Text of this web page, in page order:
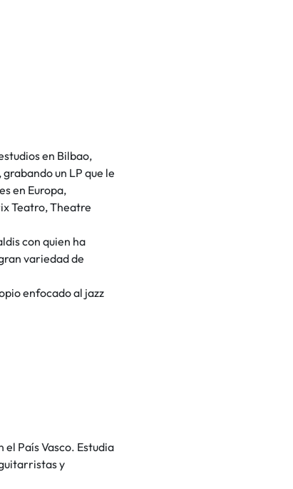
en Bilbao,
un LP que le
en Europa,
Teatro, Theatre
con quien ha
variedad de
enfocado al jazz
País Vasco. Estudia
y